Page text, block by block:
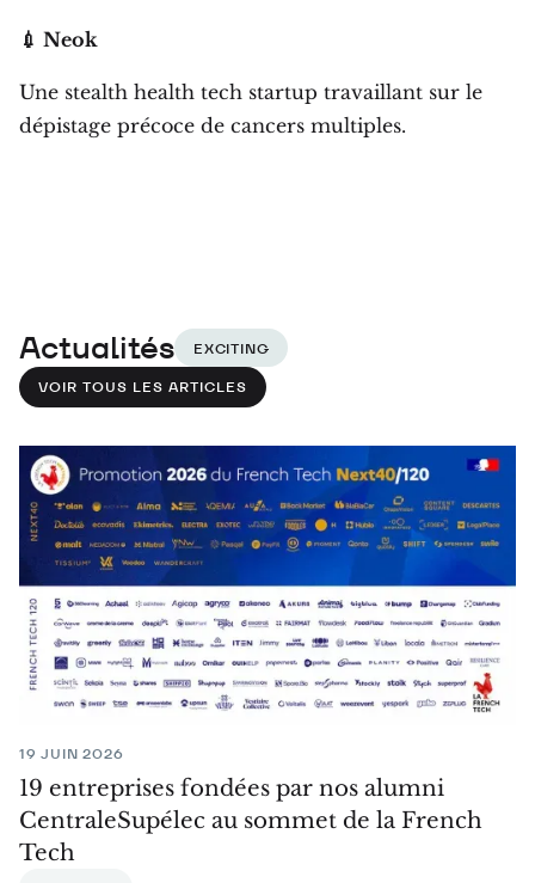
💉 Neok
Une stealth health tech startup travaillant sur le
dépistage précoce de cancers multiples.
Actualités EXCITING
VOIR TOUS LES ARTICLES
19 JUIN 2026
19 entreprises fondées par nos alumni
CentraleSupélec au sommet de la French
Tech